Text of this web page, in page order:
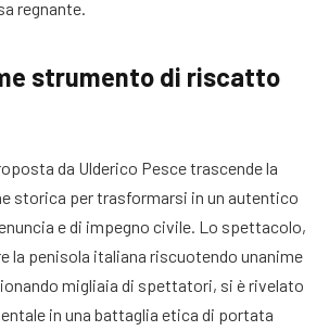
regnante
strumento di riscatto
da Ulderico Pesce trascende la
storica per trasformarsi in un autentico
e di impegno civile. Lo spettacolo,
la penisola italiana riscuotendo unanime
migliaia di spettatori, si è rivelato
in una battaglia etica di portata